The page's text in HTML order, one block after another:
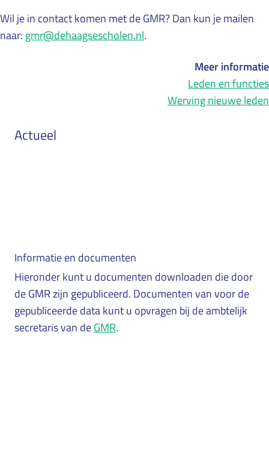
Wil je in contact komen met de GMR? Dan kun je mailen
naar: gmr@dehaagsescholen.nl.
Meer informatie
Leden en functies
Werving nieuwe leden
Actueel
Samenstelling GMR 2024-2025
Informatie en documenten
Hieronder kunt u documenten downloaden die door
de GMR zijn gepubliceerd. Documenten van voor de
gepubliceerde data kunt u opvragen bij de ambtelijk
secretaris van deGMR.